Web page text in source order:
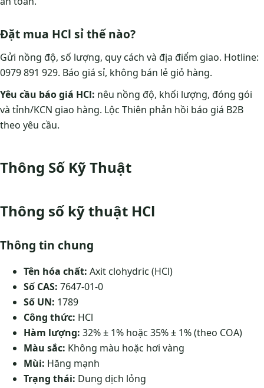
Đặt mua HCl sỉ thế nào?
Gửi nồng độ, số lượng, quy cách và địa điểm giao. Hotline:
0979 891 929. Báo giá sỉ, không bán lẻ giỏ hàng.
Yêu cầu báo giá HCl: nêu nồng độ, khối lượng, đóng gói
và tỉnh/KCN giao hàng. Lộc Thiên phản hồi báo giá B2B
theo yêu cầu.
Thông Số Kỹ Thuật
Thông số kỹ thuật HCl
Thông tin chung
Tên hóa chất: Axit clohydric (HCl)
Số CAS: 7647-01-0
Số UN: 1789
Công thức: HCl
Hàm lượng: 32% ± 1% hoặc 35% ± 1% (theo COA)
Màu sắc: Không màu hoặc hơi vàng
Mùi: Hăng mạnh
Trạng thái: Dung dịch lỏng